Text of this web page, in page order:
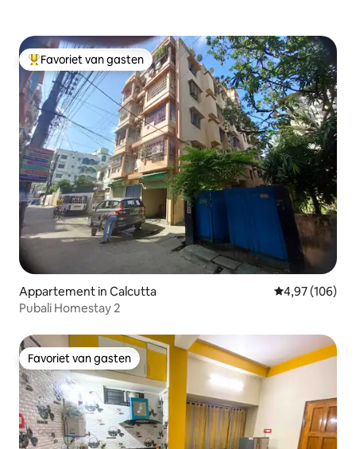
Topfavoriet van gasten
Favoriet van gasten
Appartement in Calcutta Gemiddelde
4,97 (106)
Pubali Homestay 2
Favoriet van gasten
Favoriet van gasten